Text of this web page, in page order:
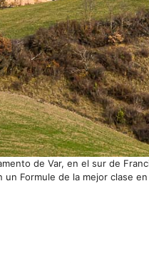
de Var, en el sur de
un Formule de la mejor clase